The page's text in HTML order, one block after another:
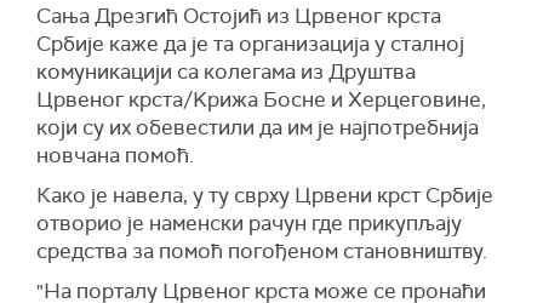
Сања Дрезгић Остојић из Црвеног крста
Србије каже да је та организација у сталнoј
комуникацији са колегама из Друштва
Црвеног крста/Kрижа Босне и Херцеговине,
који су их обевестили да им је најпотребнија
новчана помоћ.
Како је навела, у ту сврху Црвени крст Србије
отворио је наменски рачун где прикупљају
средства за помоћ погођеном становништву.
"На порталу Црвеног крста може се пронаћи